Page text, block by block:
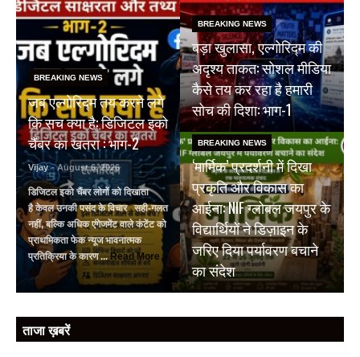
BREAKING NEWS
जब एल्गोरिद्म तय करने लगे
कि सच क्या है: डिजिटल इको
चैंबर का खतरा : भाग-2
Vijay - August 6, 2026
डिजिटल इको चैंबर लोगों को दिखाता
है केवल उनकी पसंद के विचार सही-गलत
नहीं, बल्कि अधिक एंगेजमेंट वाले कंटेंट को
प्राथमिकता फेक न्यूज भावनात्मक
प्रतिक्रिया के कारण ... Read More
BREAKING NEWS
बड़ा खुलासा, एल्गोरिद्म की
अदृश्य ताकत: सोशल मीडिया
कैसे तय कर रहा है हमारी
सोच की दिशा: भाग-1
BREAKING NEWS
‘मार्मिक’ प्रदर्शनी में दिखा
प्रकृति और विकास का
आईना: NIF ग्लोबल जयपुर के
विद्यार्थियों ने डिज़ाइन के
जरिए दिया पर्यावरण बचाने
का संदेश
ताजा ख़बरें